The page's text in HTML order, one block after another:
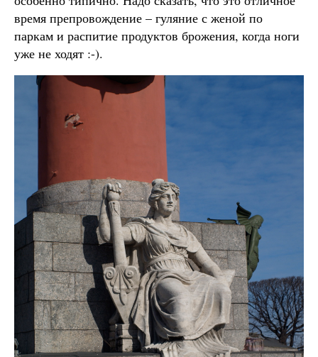
время препровождение – гуляние с женой по
паркам и распитие продуктов брожения, когда ноги
уже не ходят :-).